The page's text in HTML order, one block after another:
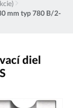
mm typ 780 B/2-
diel